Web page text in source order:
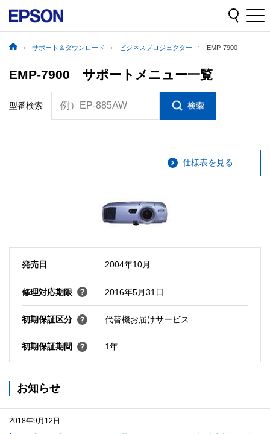
サポート＆ダウンロード ビジネスプロジェクター EMP-7900
EMP-7900 サポートメニュー一覧
型番検索 例）EP-885AW
仕様表を見る
発売日 2004年10月
修理対応期限 2016年5月31日
初期保証区分 代替機お届けサービス
初期保証期間 1年
お知らせ
2018年9月12日